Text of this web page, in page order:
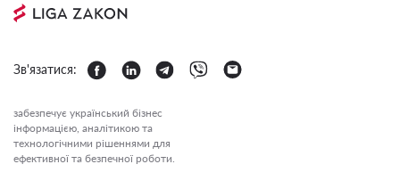
Зв'язатися:
забезпечує український бізнес
інформацією, аналітикою та
технологічними рішеннями для
ефективної та безпечної роботи.